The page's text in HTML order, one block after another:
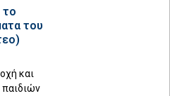
το
του
και